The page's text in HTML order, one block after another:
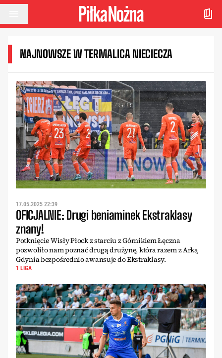
Przejdź do treści
NAJNOWSZE W TERMALICA NIECIECZA
17.05.2025 22:39
OFICJALNIE: Drugi beniaminek Ekstraklasy
znany!
Potknięcie Wisły Płock z starciu z Górnikiem Łęczna
pozwoliło nam poznać drugą drużynę, która razem z Arką
Gdynia bezpośrednio awansuje do Ekstraklasy.
1 LIGA